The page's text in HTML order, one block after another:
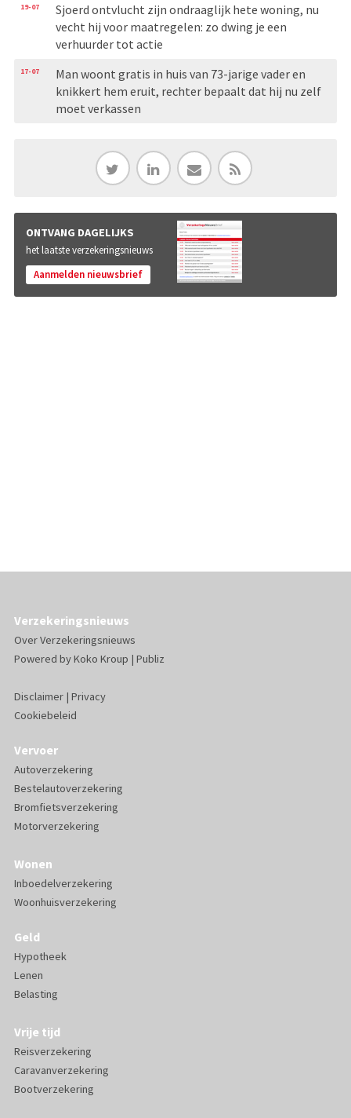
19-07
Sjoerd ontvlucht zijn ondraaglijk hete woning, nu
vecht hij voor maatregelen: zo dwing je een
verhuurder tot actie
17-07
Man woont gratis in huis van 73-jarige vader en
knikkert hem eruit, rechter bepaalt dat hij nu zelf
moet verkassen
ONTVANG DAGELIJKS
het laatste verzekeringsnieuws
Aanmelden nieuwsbrief
Verzekeringsnieuws
Over Verzekeringsnieuws
Powered byKoko Kroup | Publiz
Disclaimer| Privacy
Cookiebeleid
Vervoer
Autoverzekering
Bestelautoverzekering
Bromfietsverzekering
Motorverzekering
Wonen
Inboedelverzekering
Woonhuisverzekering
Geld
Hypotheek
Lenen
Belasting
Vrije tijd
Reisverzekering
Caravanverzekering
Bootverzekering